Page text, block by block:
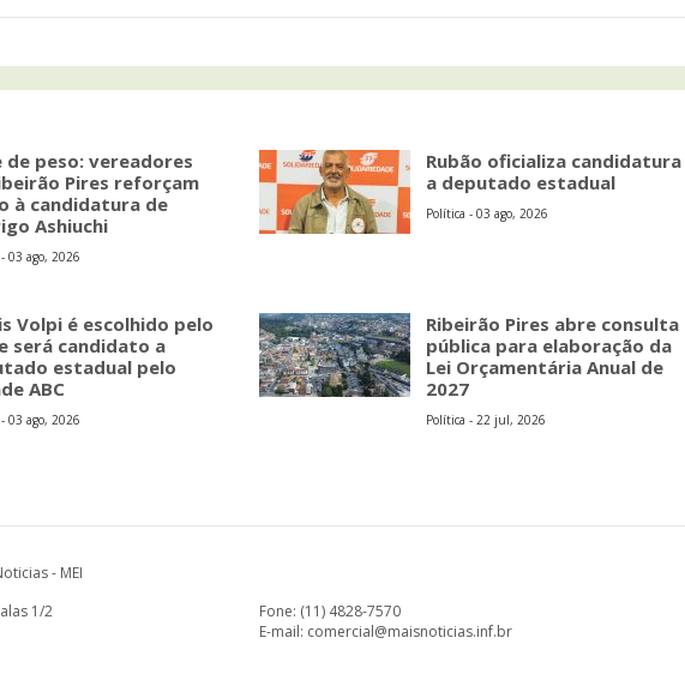
de peso: vereadores
Pires reforçam
à candidatura de
Ashiuchi
03 ago, 2026
Rubão oficializa candidatura
a deputado estadual
Política - 03 ago, 2026
Volpi é escolhido pelo
e será candidato a
estadual pelo
ABC
03 ago, 2026
Ribeirão Pires abre consulta
pública para elaboração da
Lei Orçamentária Anual de
2027
Política - 22 jul, 2026
- MEI
1/2
Fone: (11) 4828-7570
E-mail: comercial@maisnoticias.inf.br